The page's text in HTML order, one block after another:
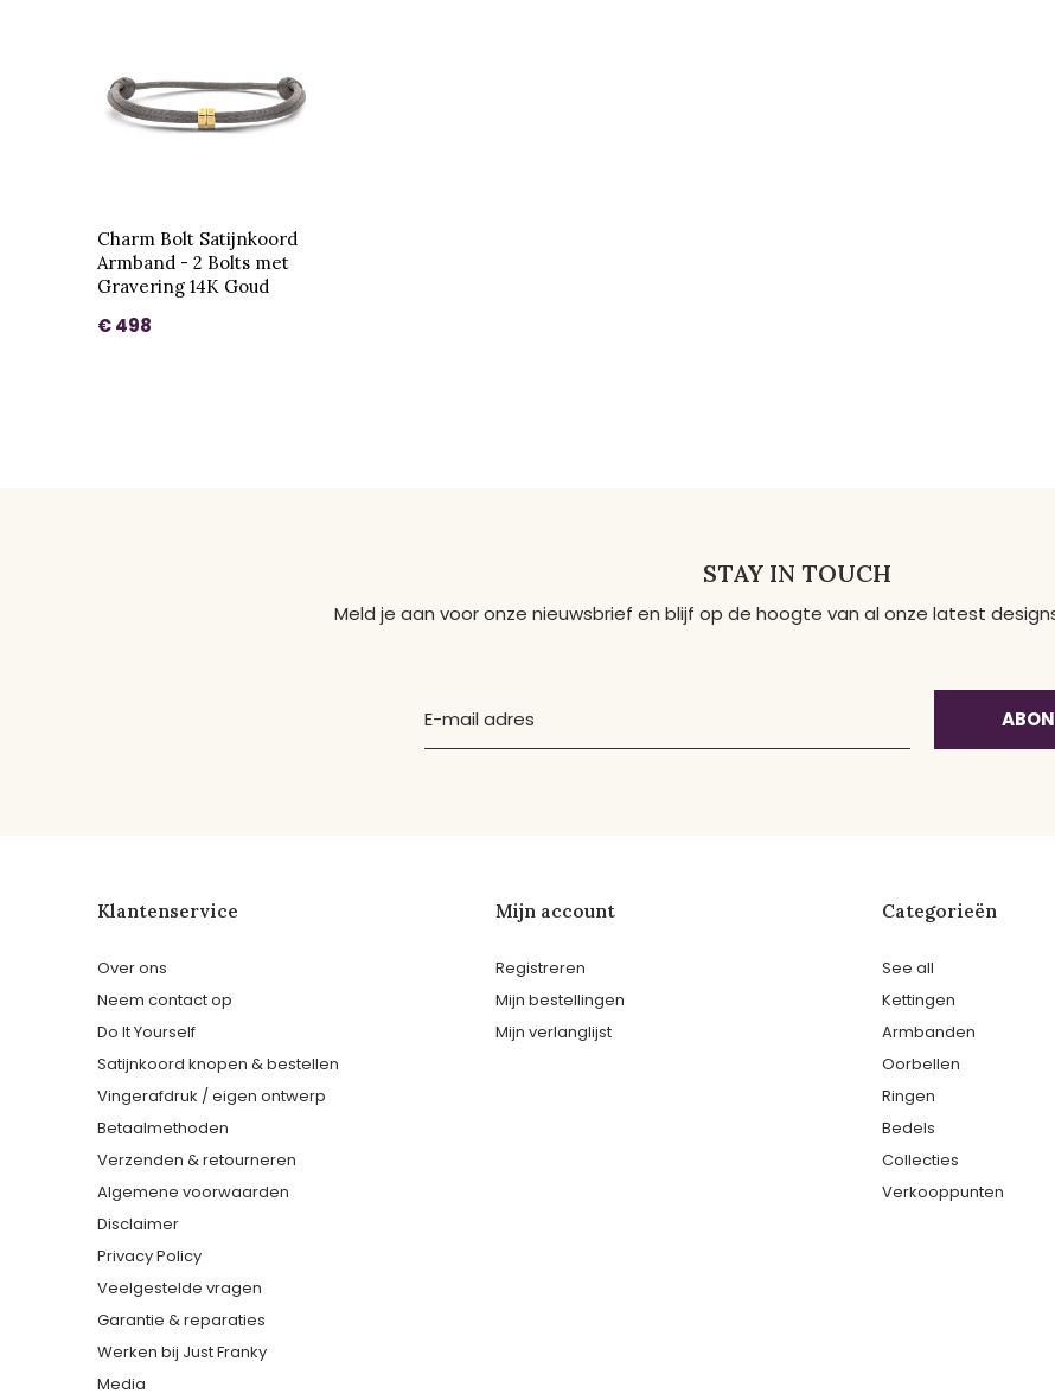
Charm Bolt Satijnkoord
Armband - 2 Bolts met
Gravering 14K Goud
€ 498
STAY IN TOUCH
Meld je aan voor onze nieuwsbrief en blijf op de hoogte van al onze latest
Klantenservice
Over ons
Neem contact op
Do It Yourself
Satijnkoord knopen & bestellen
Vingerafdruk / eigen ontwerp
Betaalmethoden
Verzenden & retourneren
Algemene voorwaarden
Disclaimer
Privacy Policy
Veelgestelde vragen
Garantie & reparaties
Werken bij Just Franky
Media
Mijn account
Registreren
Mijn bestellingen
Mijn verlanglijst
Categorieën
See all
Kettingen
Armbanden
Oorbellen
Ringen
Bedels
Collecties
Verkooppunten